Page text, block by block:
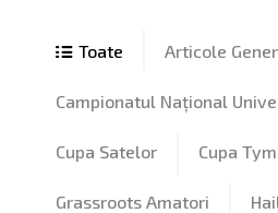
Articole
Campionatul Național
Cupa Satelor Cupa
Grassroots Amatori